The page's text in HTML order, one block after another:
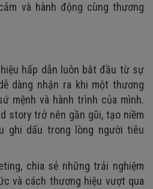
và hành động cùng thương
hấp dẫn luôn bắt đầu từ sự
dàng nhận ra khi một thương
mệnh và hành trình của mình.
story trở nên gần gũi, tạo niềm
ghi dấu trong lòng người tiêu
chia sẻ những trải nghiệm
và cách thương hiệu vượt qua